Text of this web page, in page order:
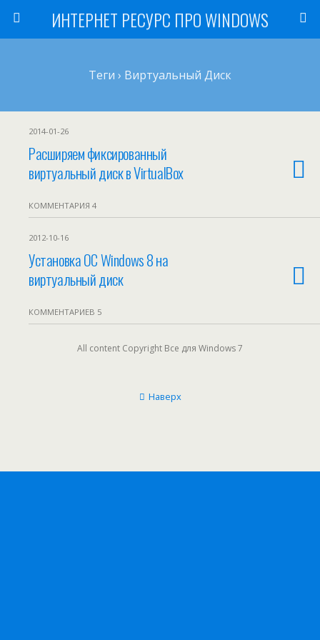
ИНТЕРНЕТ РЕСУРС ПРО WINDOWS
Теги › Виртуальный Диск
2014-01-26
Расширяем фиксированный
виртуальный диск в VirtualBox
КОММЕНТАРИЯ 4
2012-10-16
Установка ОС Windows 8 на
виртуальный диск
КОММЕНТАРИЕВ 5
All content Copyright Все для Windows 7
Наверх